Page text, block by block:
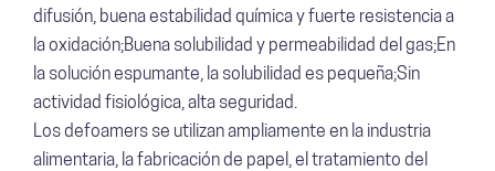
difusión, buena estabilidad química y fuerte resistencia a
la oxidación;Buena solubilidad y permeabilidad del gas;En
la solución espumante, la solubilidad es pequeña;Sin
actividad fisiológica, alta seguridad.
Los defoamers se utilizan ampliamente en la industria
alimentaria, la fabricación de papel, el tratamiento del